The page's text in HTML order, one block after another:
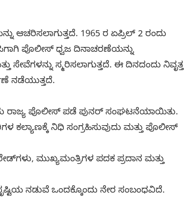
ಆಚರಿಸಲಾಗುತ್ತದೆ. 1965 ರ ಏಪ್ರಿಲ್ 2 ರಂದು
ಪೊಲೀಸ್ ಧ್ವಜ ದಿನಾಚರಣೆಯನ್ನು
ಸ್ಮರಿಸಲಾಗುತ್ತದೆ. ಈ ದಿನದಂದು ನಿವೃತ್ತ
ನಡೆಯುತ್ತದೆ.
ರಾಜ್ಯ ಪೊಲೀಸ್ ಪಡೆ ಪುನರ್ ಸಂಘಟನೆಯಾಯಿತು.
ಕಲ್ಯಾಣಕ್ಕೆ ನಿಧಿ ಸಂಗ್ರಹಿಸುವುದು ಮತ್ತು ಪೊಲೀಸ್
ಮುಖ್ಯಮಂತ್ರಿಗಳ ಪದಕ ಪ್ರದಾನ ಮತ್ತು
ನಡುವೆ ಒಂದಕ್ಕೊಂದು ನೇರ ಸಂಬಂಧವಿದೆ.